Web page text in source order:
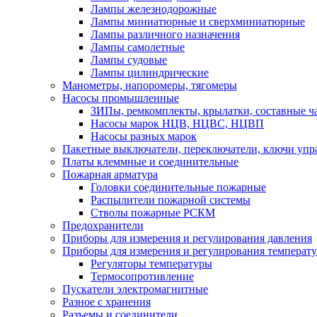
Лампы железнодорожные
Лампы миниатюрные и сверхминиатюрные
Лампы различного назначения
Лампы самолетные
Лампы судовые
Лампы цилиндрические
Манометры, напоромеры, тягомеры
Насосы промышленные
ЗИПы, ремкомплекты, крылатки, составные
Насосы марок НЦВ, НЦВС, НЦВП
Насосы разных марок
Пакетные выключатели, переключатели, ключи
Платы клеммные и соединительные
Пожарная арматура
Головки соединительные пожарные
Распылители пожарной системы
Стволы пожарные РСКМ
Предохранители
Приборы для измерения и регулирования давления
Приборы для измерения и регулирования
Регуляторы температуры
Термосопротивление
Пускатели электромагнитные
Разное с хранения
Разъемы и соединители